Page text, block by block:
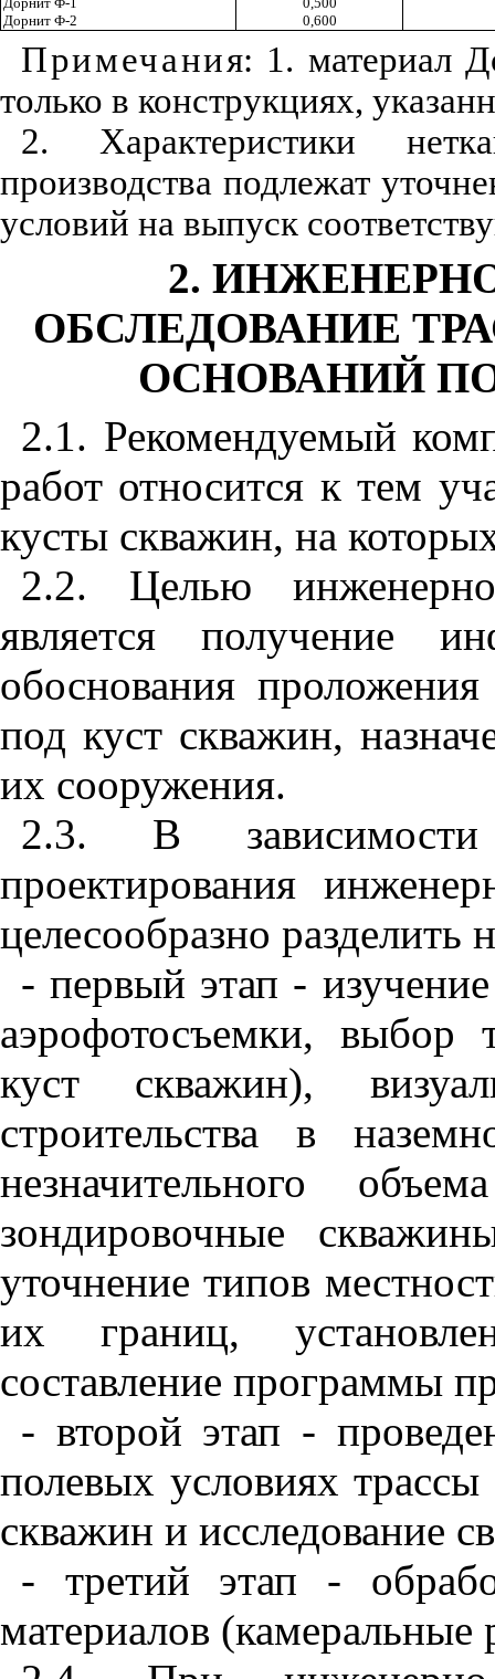
Дорнит Ф-2 0,600
Примечания: 1. материал
только в конструкциях, указан
2. Характеристики
производства подлежат
условий на выпуск соответству
2.
ОБСЛЕДОВАНИЕ
ОСНОВАНИЙ
2.1. Рекомендуемый
работ относится к тем
кусты скважин, на
2.2. Целью инженерно-
является получение
обоснования проложения
под куст скважин, наз
их сооружения.
2.3. В
проектирования
целесообразно разделить
- первый этап -
аэрофотосъемки, выбор
куст скважин), ви
строительства в
незначительного
зондировочные
уточнение типов
их границ, установ
составление программы
- второй этап -
полевых условиях
скважин и исследование
- третий этап -
материалов (камеральные